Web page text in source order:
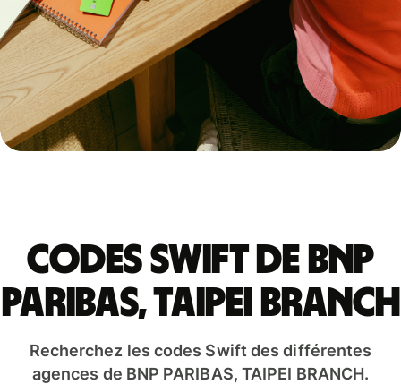
Codes Swift de BNP
PARIBAS, TAIPEI BRANCH
Recherchez les codes Swift des différentes
agences de BNP PARIBAS, TAIPEI BRANCH.